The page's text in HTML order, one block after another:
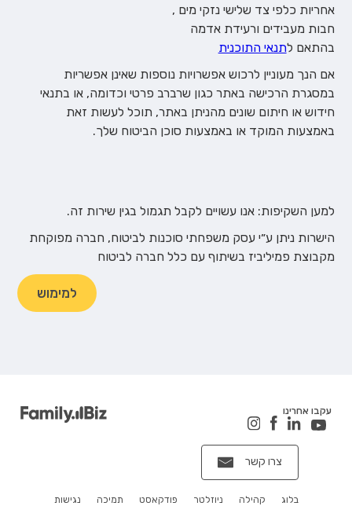
אחריות כלפי צד שלישי נזקי מים ,
חבות מעבידים ורעידת אדמה
בהתאם לתנאי התוכנית
אם הנך מעוניין לרכוש אפשרויות נוספות שאינן אפשריות
במסגרת הרכישה באתר כגון שרברב פרטי וכדומה, או בתנאי
חידוש או חיתום שונים מהניתן באתר, תוכל לעשות זאת
באמצעות המוקד או באמצעות סוכן הביטוח שלך.
למען השקיפות: אנו עשויים לקבל תגמול בגין שירות זה.
הישרות ניתן ע״י עסק משפחתי סוכנות לביטוח, חברה מפוקחת
מקבוצת פמיליביז בשיתוף עם כלל חברה לביטוח
למימוש
צרו קשר
נגישות תמיכה פודקאסט ניוזלטר קהילה בלוג
עקבו אחרינו